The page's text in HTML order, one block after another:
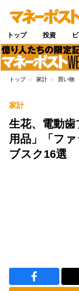
トップ 投資
トップ 家計 買い物
家計
生花、電動
用品」「フ
ブスク16選